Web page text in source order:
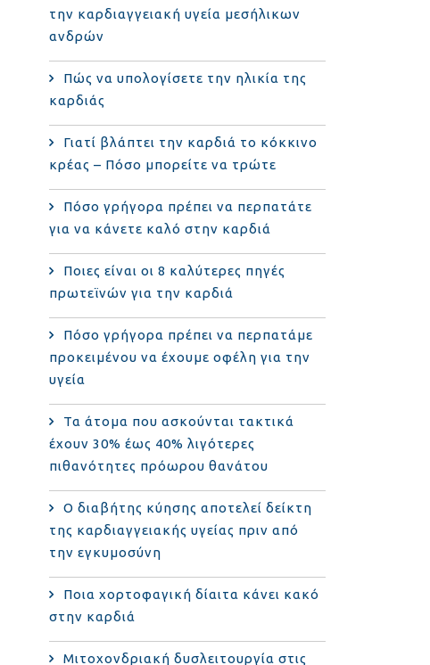
την καρδιαγγειακή υγεία μεσήλικων
ανδρών
Πώς να υπολογίσετε την ηλικία της
καρδιάς
Γιατί βλάπτει την καρδιά το κόκκινο
κρέας – Πόσο μπορείτε να τρώτε
Πόσο γρήγορα πρέπει να περπατάτε
για να κάνετε καλό στην καρδιά
Ποιες είναι οι 8 καλύτερες πηγές
πρωτεϊνών για την καρδιά
Πόσο γρήγορα πρέπει να περπατάμε
προκειμένου να έχουμε οφέλη για την
υγεία
Τα άτομα που ασκούνται τακτικά
έχουν 30% έως 40% λιγότερες
πιθανότητες πρόωρου θανάτου
Ο διαβήτης κύησης αποτελεί δείκτη
της καρδιαγγειακής υγείας πριν από
την εγκυμοσύνη
Ποια χορτοφαγική δίαιτα κάνει κακό
στην καρδιά
Μιτοχονδριακή δυσλειτουργία στις